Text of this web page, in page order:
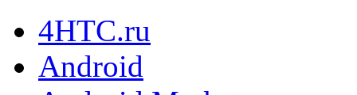
4HTC.ru
Android